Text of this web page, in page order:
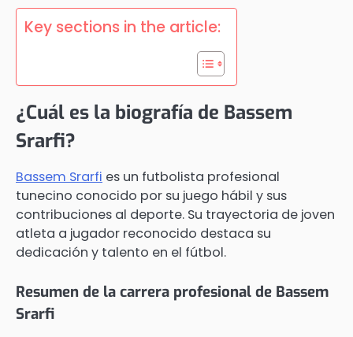
Key sections in the article:
¿Cuál es la biografía de Bassem
Srarfi?
Bassem Srarfi es un futbolista profesional
tunecino conocido por su juego hábil y sus
contribuciones al deporte. Su trayectoria de joven
atleta a jugador reconocido destaca su
dedicación y talento en el fútbol.
Resumen de la carrera profesional de Bassem
Srarfi